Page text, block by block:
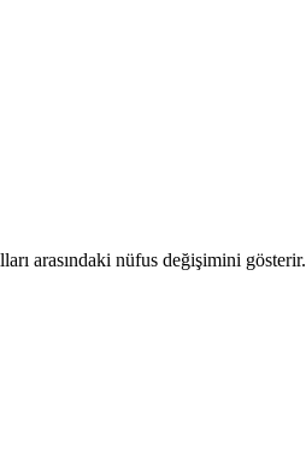
arasındaki nüfus değişimini gösterir.